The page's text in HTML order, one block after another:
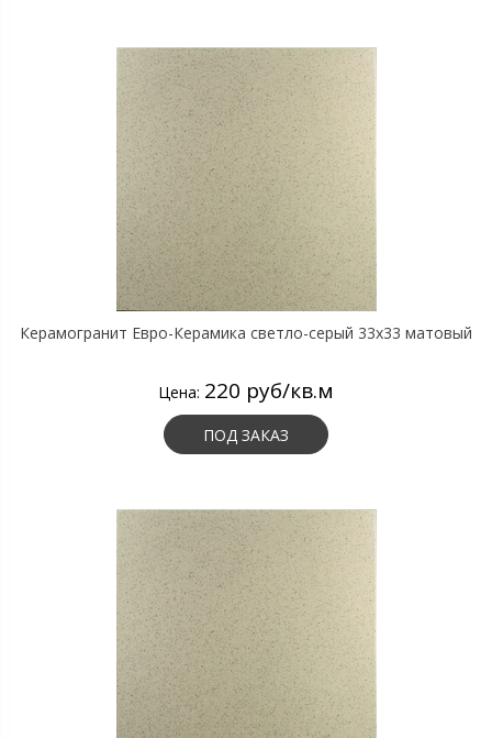
Керамогранит Евро-Керамика светло-серый 33х33 матовый
Цена: 220 руб/кв.м
ПОД ЗАКАЗ